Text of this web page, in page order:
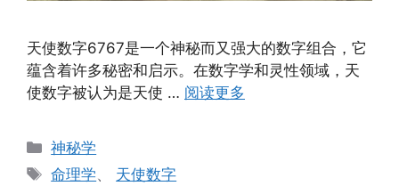
天使数字6767是一个神秘而又强大的数字组合，它
蕴含着许多秘密和启示。在数字学和灵性领域，天
使数字被认为是天使 … 阅读更多
分
类
神秘学
标
命理学、 天使数字